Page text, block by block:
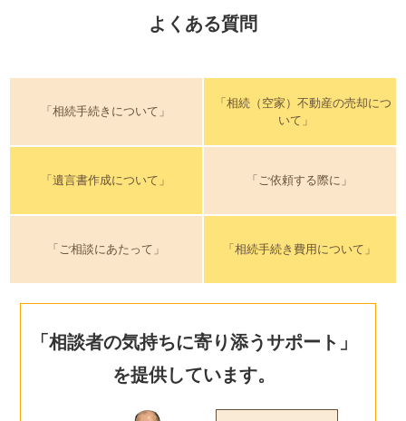
よくある質問
「相続手続きについて」
「相続（空家）不動産の売却につ
いて」
「遺言書作成について」 「ご依頼する際に」
「ご相談にあたって」 「相続手続き費用について」
「相談者の気持ちに寄り添うサポート」
を提供しています。